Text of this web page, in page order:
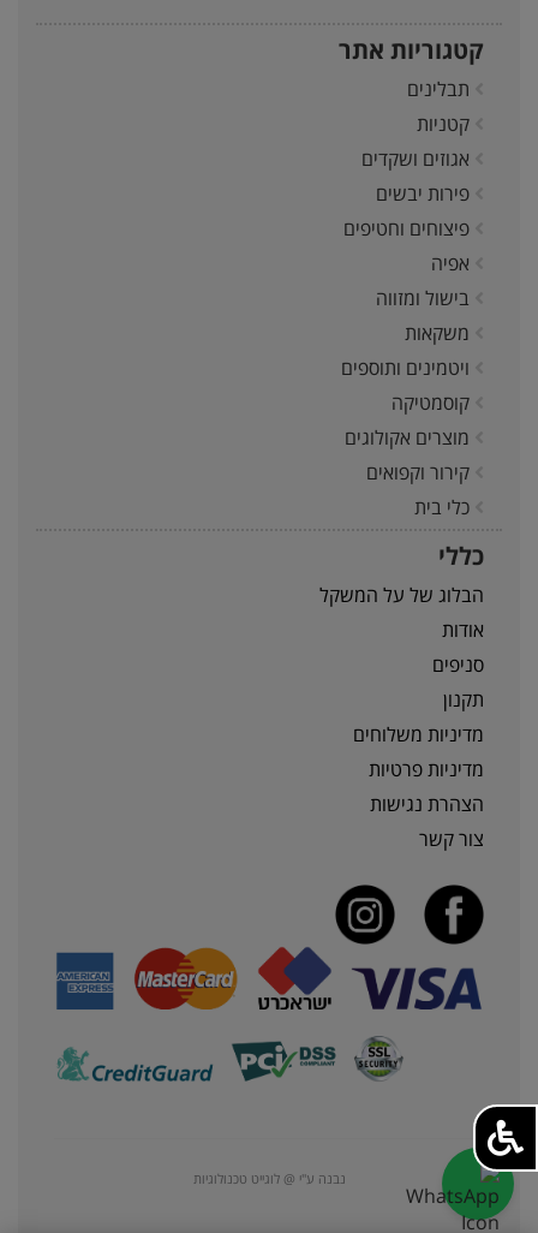
קטגוריות אתר
תבלינים
קטניות
אגוזים ושקדים
פירות יבשים
פיצוחים וחטיפים
אפיה
בישול ומזווה
משקאות
ויטמינים ותוספים
קוסמטיקה
מוצרים אקולוגים
קירור וקפואים
כלי בית
כללי
הבלוג של על המשקל
אודות
סניפים
תקנון
מדיניות משלוחים
מדיניות פרטיות
הצהרת נגישות
צור קשר
נבנה ע"י @ לוגייט טכנולוגיות